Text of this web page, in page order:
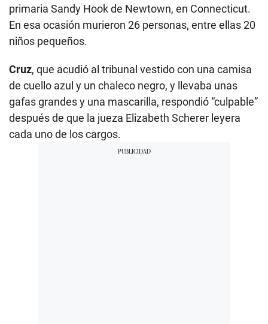
primaria Sandy Hook de Newtown, en Connecticut.
En esa ocasión murieron 26 personas, entre ellas 20
niños pequeños.
Cruz, que acudió al tribunal vestido con una camisa
de cuello azul y un chaleco negro, y llevaba unas
gafas grandes y una mascarilla, respondió “culpable”
después de que la jueza Elizabeth Scherer leyera
cada uno de los cargos.